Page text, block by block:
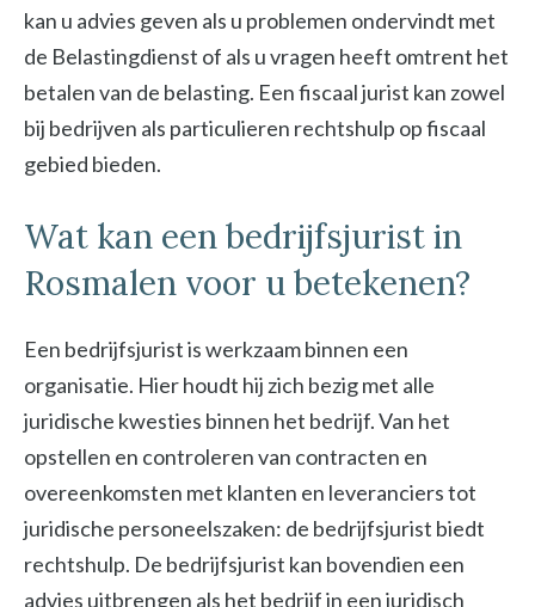
kan u advies geven als u problemen ondervindt met
de Belastingdienst of als u vragen heeft omtrent het
betalen van de belasting. Een fiscaal jurist kan zowel
bij bedrijven als particulieren rechtshulp op fiscaal
gebied bieden.
Wat kan een bedrijfsjurist in
Rosmalen voor u betekenen?
Een bedrijfsjurist is werkzaam binnen een
organisatie. Hier houdt hij zich bezig met alle
juridische kwesties binnen het bedrijf. Van het
opstellen en controleren van contracten en
overeenkomsten met klanten en leveranciers tot
juridische personeelszaken: de bedrijfsjurist biedt
rechtshulp. De bedrijfsjurist kan bovendien een
advies uitbrengen als het bedrijf in een juridisch